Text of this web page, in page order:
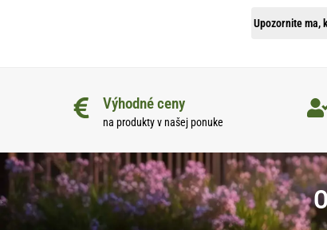
Upozornite ma,
Výhodné ceny
na produkty v našej ponuke